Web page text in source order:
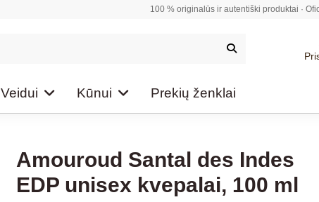
100 % originalūs ir autentiški produktai ·
Veidui Kūnui Prekių ženklai
Amouroud Santal des Indes
EDP unisex kvepalai, 100 ml